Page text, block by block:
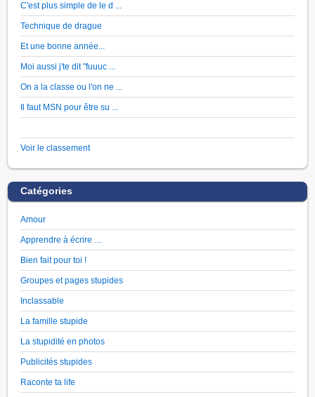
C'est plus simple de le d ...
Technique de drague
Et une bonne année...
Moi aussi j'te dit "fuuuc ...
On a la classe ou l'on ne ...
Il faut MSN pour être su ...
Voir le classement
Catégories
Amour
Apprendre à écrire …
Bien fait pour toi !
Groupes et pages stupides
Inclassable
La famille stupide
La stupidité en photos
Publicités stupides
Raconte ta life